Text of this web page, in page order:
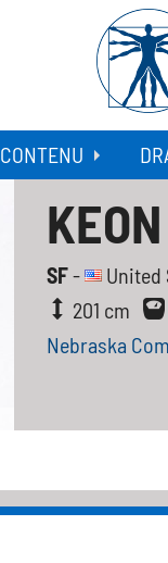
CONTENU
SF-
United
201 cm
Nebraska